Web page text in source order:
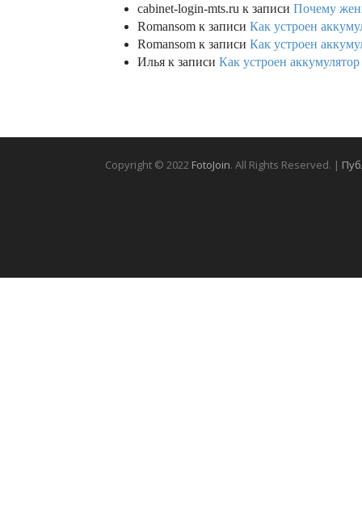
cabinet-login-mts.ru к записи Почему
Romansom к записи Как устроен
Romansom к записи Как устроен
Илья к записи Как устроен
Copyright © 2022 FotoJoin. All Rights Reserved. |